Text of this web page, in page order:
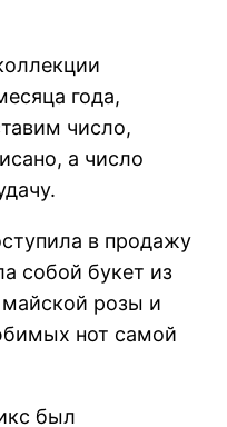
года,
число,
а число
в продажу
собой букет из
розы и
нот самой
был